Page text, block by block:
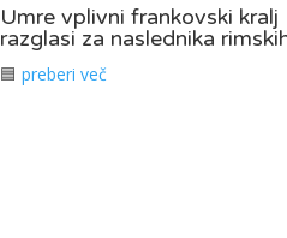
Umre vplivni frankovski kralj
razglasi za naslednika
🟦 preberi več